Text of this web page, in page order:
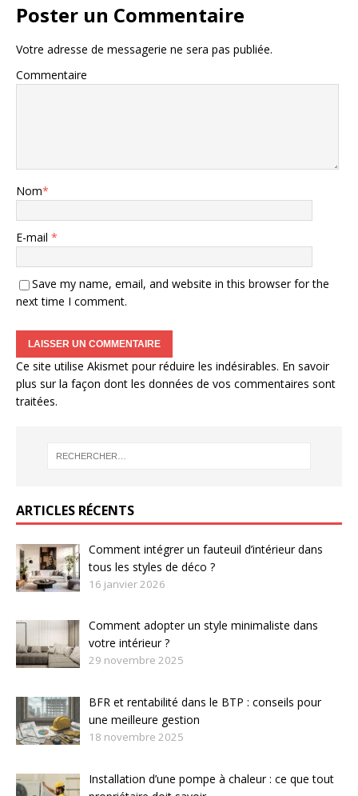
Poster un Commentaire
Votre adresse de messagerie ne sera pas publiée.
Commentaire
Nom*
E-mail *
Save my name, email, and website in this browser for the
next time I comment.
Ce site utilise Akismet pour réduire les indésirables. En savoir
plus sur la façon dont les données de vos commentaires sont
traitées.
ARTICLES RÉCENTS
Comment intégrer un fauteuil d’intérieur dans
tous les styles de déco ?
16 janvier 2026
Comment adopter un style minimaliste dans
votre intérieur ?
29 novembre 2025
BFR et rentabilité dans le BTP : conseils pour
une meilleure gestion
18 novembre 2025
Installation d’une pompe à chaleur : ce que tout